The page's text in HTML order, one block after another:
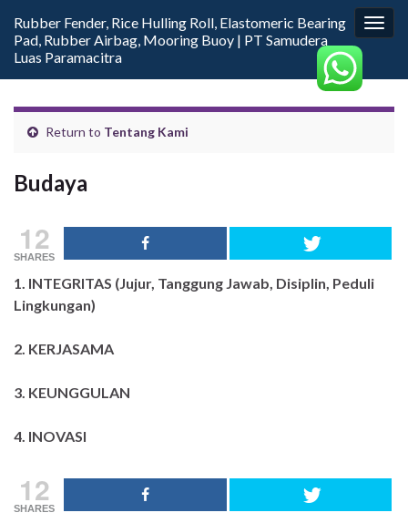
Rubber Fender, Rice Hulling Roll, Elastomeric Bearing
Pad, Rubber Airbag, Mooring Buoy | PT Samudera
Luas Paramacitra
Return to Tentang Kami
Budaya
12
SHARES
1. INTEGRITAS (Jujur, Tanggung Jawab, Disiplin, Peduli
Lingkungan)
2. KERJASAMA
3. KEUNGGULAN
4. INOVASI
12
SHARES